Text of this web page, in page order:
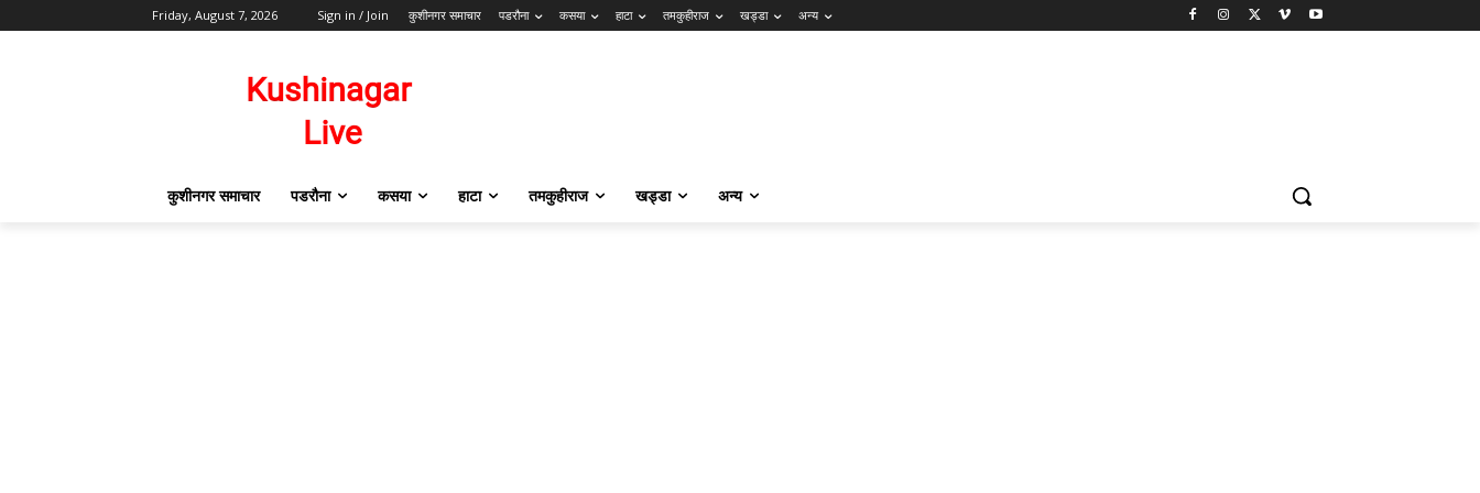
Friday, August 7, 2026 Sign in / Join कुशीनगर समाचार पडरौना कसया हाटा तमकुहीराज खड्डा अन्य
कुशीनगर समाचार पडरौना कसया हाटा तमकुहीराज खड्डा अन्य